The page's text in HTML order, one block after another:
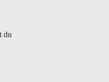
du